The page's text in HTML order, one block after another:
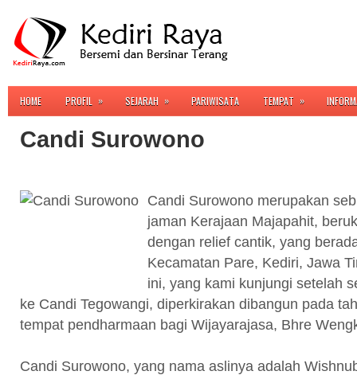
HOME PROFIL » SEJARAH » PARIWISATA TEMPAT »
Candi Surowono
Candi Surowono merupakan
jaman Kerajaan Majapahit,
dengan relief cantik, yang
Kecamatan Pare, Kediri, Jawa
ini, yang kami kunjungi setelah
ke Candi Tegowangi, diperkirakan dibangun pada
tempat pendharmaan bagi Wijayarajasa, Bhre
Candi Surowono, yang nama aslinya adalah